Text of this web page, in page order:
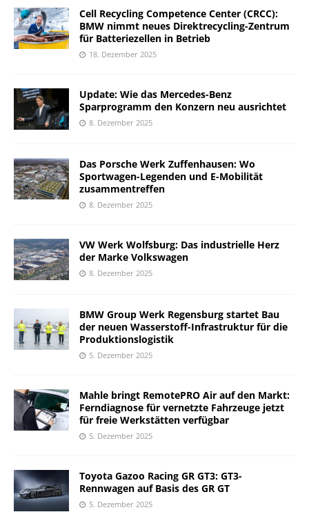
Cell Recycling Competence Center (CRCC):
BMW nimmt neues Direktrecycling-Zentrum
für Batteriezellen in Betrieb
18. Dezember 2025
Update: Wie das Mercedes-Benz
Sparprogramm den Konzern neu ausrichtet
8. Dezember 2025
Das Porsche Werk Zuffenhausen: Wo
Sportwagen-Legenden und E-Mobilität
zusammentreffen
8. Dezember 2025
VW Werk Wolfsburg: Das industrielle Herz
der Marke Volkswagen
8. Dezember 2025
BMW Group Werk Regensburg startet Bau
der neuen Wasserstoff-Infrastruktur für die
Produktionslogistik
5. Dezember 2025
Mahle bringt RemotePRO Air auf den Markt:
Ferndiagnose für vernetzte Fahrzeuge jetzt
für freie Werkstätten verfügbar
5. Dezember 2025
Toyota Gazoo Racing GR GT3: GT3-
Rennwagen auf Basis des GR GT
5. Dezember 2025